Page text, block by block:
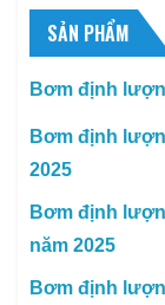
SẢN PHẨM
Bơm định
Bơm định
2025
Bơm định
năm 2025
Bơm định